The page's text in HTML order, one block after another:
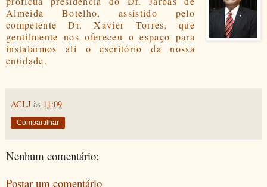
Almeida Botelho, assistido pelo
competente Dr. Xavier Torres, que
gentilmente nos ofereceu o espaço para
instalarmos ali o escritório da nossa
entidade.
ACLJ às 11:09
Compartilhar
Nenhum comentário:
Postar um comentário